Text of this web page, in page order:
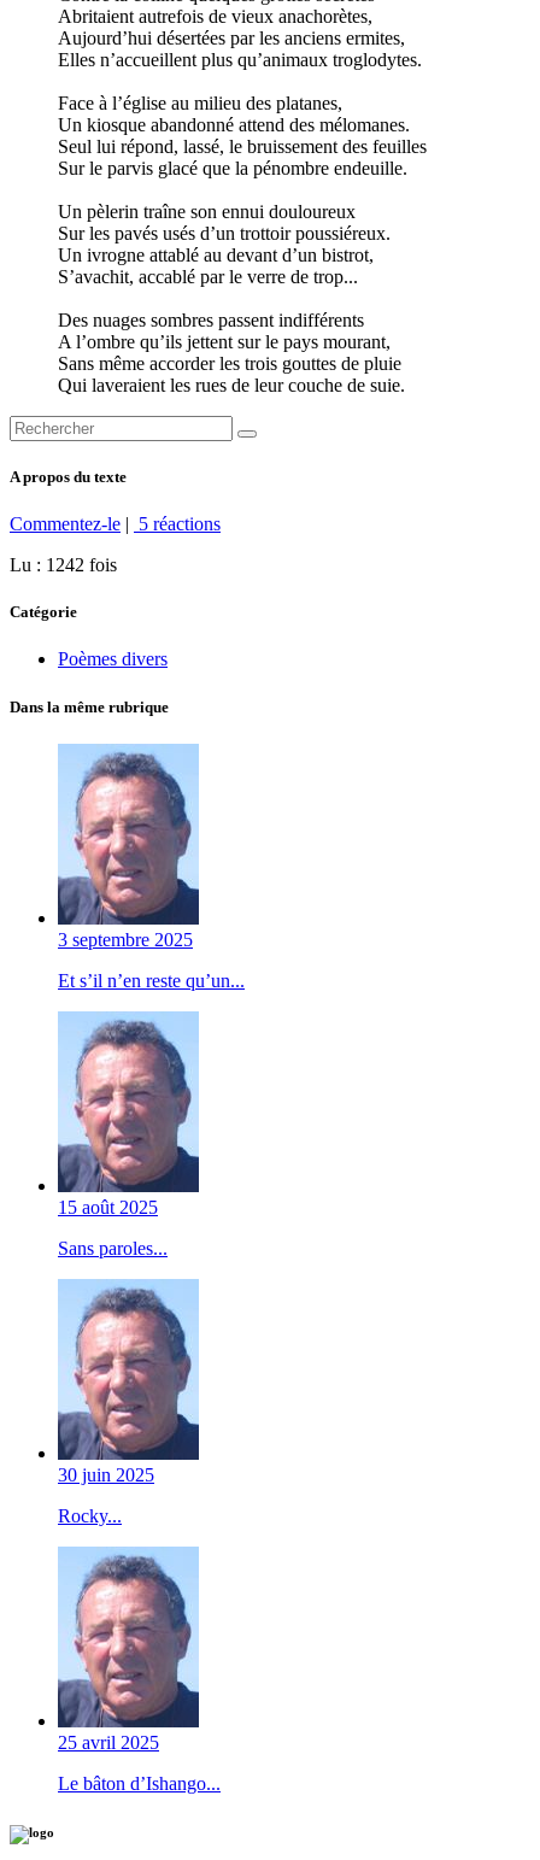
Abritaient autrefois de vieux anachorètes,
Aujourd’hui désertées par les anciens ermites,
Elles n’accueillent plus qu’animaux troglodytes.
Face à l’église au milieu des platanes,
Un kiosque abandonné attend des mélomanes.
Seul lui répond, lassé, le bruissement des feuilles
Sur le parvis glacé que la pénombre endeuille.
Un pèlerin traîne son ennui douloureux
Sur les pavés usés d’un trottoir poussiéreux.
Un ivrogne attablé au devant d’un bistrot,
S’avachit, accablé par le verre de trop...
Des nuages sombres passent indifférents
A l’ombre qu’ils jettent sur le pays mourant,
Sans même accorder les trois gouttes de pluie
Qui laveraient les rues de leur couche de suie.
A propos du texte
Commentez-le | 5 réactions
Lu : 1242 fois
Catégorie
Poèmes divers
Dans la même rubrique
3 septembre 2025
Et s’il n’en reste qu’un...
15 août 2025
Sans paroles...
30 juin 2025
Rocky...
25 avril 2025
Le bâton d’Ishango...